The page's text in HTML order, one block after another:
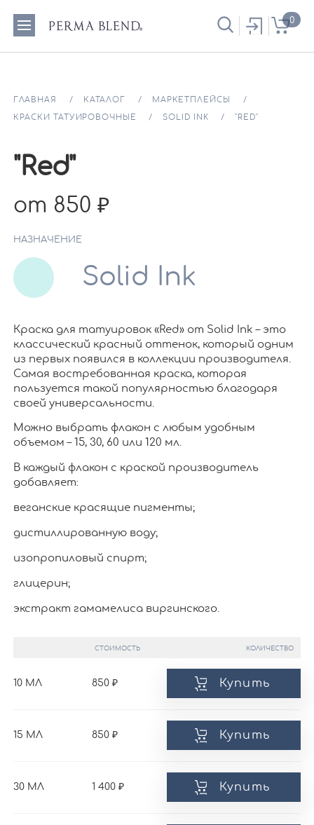
0
ГЛАВНАЯ КАТАЛОГ МАРКЕТПЛЕЙСЫ
КРАСКИ ТАТУИРОВОЧНЫЕ SOLID INK "RED"
"Red"
от 850
НАЗНАЧЕНИЕ
Solid Ink
Краска для татуировок «Red» от Solid Ink – это
классический красный оттенок, который одним
из первых появился в коллекции производителя.
Самая востребованная краска, которая
пользуется такой популярностью благодаря
своей универсальности.
Можно выбрать флакон с любым удобным
объемом – 15, 30, 60 или 120 мл.
В каждый флакон с краской производитель
добавляет:
веганские красящие пигменты;
дистиллированную воду;
изопропиловый спирт;
глицерин;
экстракт гамамелиса виргинского.
СТОИМОСТЬ КОЛИЧЕСТВО
10 МЛ 850 Купить
15 МЛ 850 Купить
30 МЛ 1 400 Купить